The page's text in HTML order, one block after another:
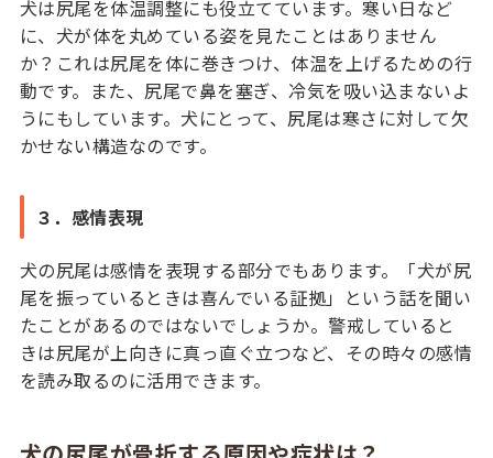
犬は尻尾を体温調整にも役立てています。寒い日など
に、犬が体を丸めている姿を見たことはありません
か？これは尻尾を体に巻きつけ、体温を上げるための行
動です。また、尻尾で鼻を塞ぎ、冷気を吸い込まないよ
うにもしています。犬にとって、尻尾は寒さに対して欠
かせない構造なのです。
３．感情表現
犬の尻尾は感情を表現する部分でもあります。「犬が尻
尾を振っているときは喜んでいる証拠」という話を聞い
たことがあるのではないでしょうか。警戒していると
きは尻尾が上向きに真っ直ぐ立つなど、その時々の感情
を読み取るのに活用できます。